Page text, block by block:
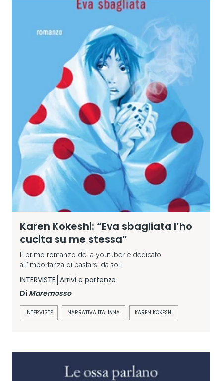
Karen Kokeshi: “Eva sbagliata l’ho
cucita su me stessa”
Il primo romanzo della youtuber è dedicato
all’importanza di bastarsi da soli
INTERVISTE Arrivi e partenze
Di Maremosso
INTERVISTE NARRATIVA ITALIANA KAREN KOKESHI